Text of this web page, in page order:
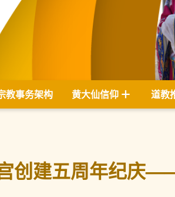
教事务架构 黄大仙信仰 道教
创建五周年纪庆